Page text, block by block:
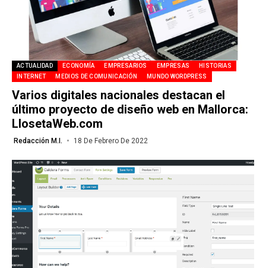
ACTUALIDAD ECONOMÍA EMPRESARIOS EMPRESAS
HISTORIAS
INTERNET
MEDIOS DE COMUNICACIÓN MUNDO WORDPRESS
Varios digitales nacionales destacan el
último proyecto de diseño web en Mallorca:
LlosetaWeb.com
Redacción M.I. 18 De Febrero De 2022